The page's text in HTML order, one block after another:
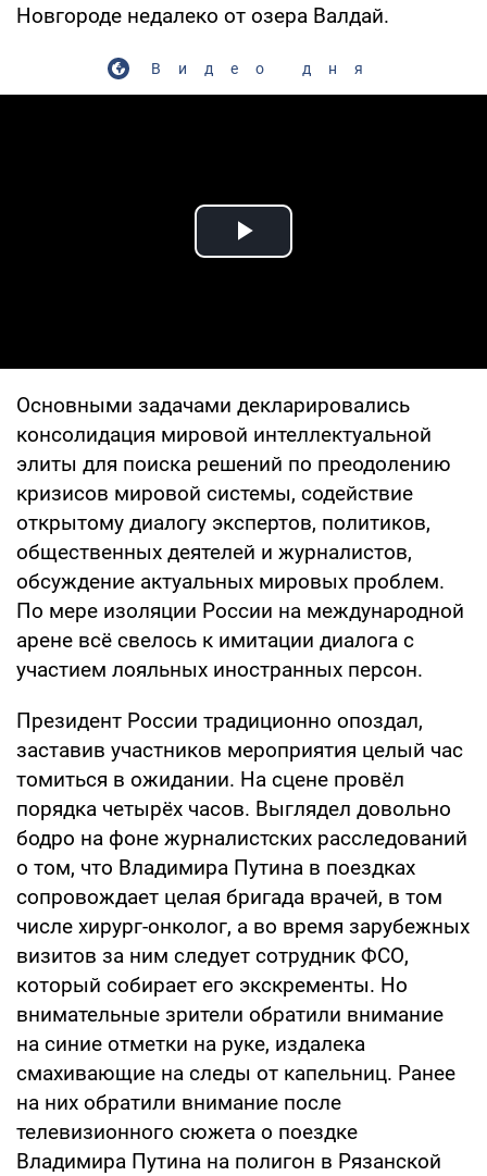
Новгороде недалеко от озера Валдай.
Видео дня
Play Video
Основными задачами декларировались
консолидация мировой интеллектуальной
элиты для поиска решений по преодолению
кризисов мировой системы, содействие
открытому диалогу экспертов, политиков,
общественных деятелей и журналистов,
обсуждение актуальных мировых проблем.
По мере изоляции России на международной
арене всё свелось к имитации диалога с
участием лояльных иностранных персон.
Президент России традиционно опоздал,
заставив участников мероприятия целый час
томиться в ожидании. На сцене провёл
порядка четырёх часов. Выглядел довольно
бодро на фоне журналистских расследований
о том, что Владимира Путина в поездках
сопровождает целая бригада врачей, в том
числе хирург-онколог, а во время зарубежных
визитов за ним следует сотрудник ФСО,
который собирает его экскременты. Но
внимательные зрители обратили внимание
на синие отметки на руке, издалека
смахивающие на следы от капельниц. Ранее
на них обратили внимание после
телевизионного сюжета о поездке
Владимира Путина на полигон в Рязанской